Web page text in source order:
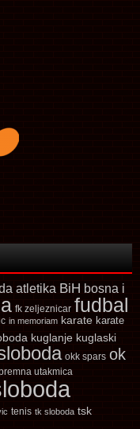
atletika BiH bosna i
fk zeljeznicar fudbal
in memoriam karate karate
kuglanje kuglaski
okk spars ok
utakmica
tenis tk sloboda tsk